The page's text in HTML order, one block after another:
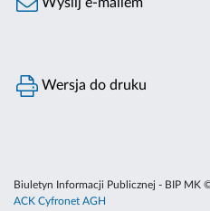
Wersja do druku
Biuletyn Informacji Publicznej - BIP MK
ACK Cyfronet AGH